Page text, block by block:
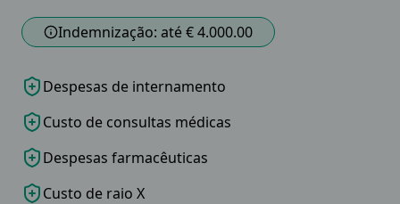
Indemnização: até € 4.000.00
Despesas de internamento
Custo de consultas médicas
Despesas farmacêuticas
Custo de raio X